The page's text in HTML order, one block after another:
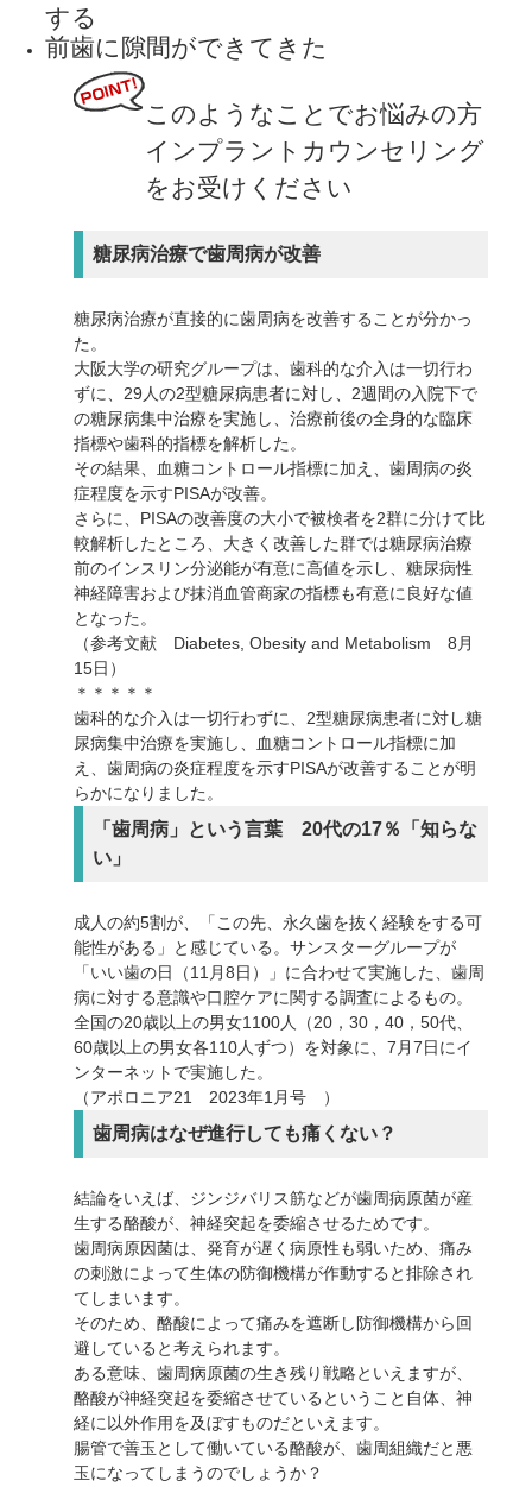
する
前歯に隙間ができてきた
このようなことでお悩みの方
インプラントカウンセリング
をお受けください
糖尿病治療で歯周病が改善
糖尿病治療が直接的に歯周病を改善することが分かっ
た。
大阪大学の研究グループは、歯科的な介入は一切行わ
ずに、29人の2型糖尿病患者に対し、2週間の入院下で
の糖尿病集中治療を実施し、治療前後の全身的な臨床
指標や歯科的指標を解析した。
その結果、血糖コントロール指標に加え、歯周病の炎
症程度を示すPISAが改善。
さらに、PISAの改善度の大小で被検者を2群に分けて比
較解析したところ、大きく改善した群では糖尿病治療
前のインスリン分泌能が有意に高値を示し、糖尿病性
神経障害および抹消血管商家の指標も有意に良好な値
となった。
（参考文献 Diabetes, Obesity and Metabolism 8月
15日）
＊＊＊＊＊
歯科的な介入は一切行わずに、2型糖尿病患者に対し糖
尿病集中治療を実施し、血糖コントロール指標に加
え、歯周病の炎症程度を示すPISAが改善することが明
らかになりました。
「歯周病」という言葉 20代の17％「知らな
い」
成人の約5割が、「この先、永久歯を抜く経験をする可
能性がある」と感じている。サンスターグループが
「いい歯の日（11月8日）」に合わせて実施した、歯周
病に対する意識や口腔ケアに関する調査によるもの。
全国の20歳以上の男女1100人（20，30，40，50代、
60歳以上の男女各110人ずつ）を対象に、7月7日にイ
ンターネットで実施した。
（アポロニア21 2023年1月号 ）
歯周病はなぜ進行しても痛くない？
結論をいえば、ジンジバリス筋などが歯周病原菌が産
生する酪酸が、神経突起を委縮させるためです。
歯周病原因菌は、発育が遅く病原性も弱いため、痛み
の刺激によって生体の防御機構が作動すると排除され
てしまいます。
そのため、酪酸によって痛みを遮断し防御機構から回
避していると考えられます。
ある意味、歯周病原菌の生き残り戦略といえますが、
酪酸が神経突起を委縮させているということ自体、神
経に以外作用を及ぼすものだといえます。
腸管で善玉として働いている酪酸が、歯周組織だと悪
玉になってしまうのでしょうか？